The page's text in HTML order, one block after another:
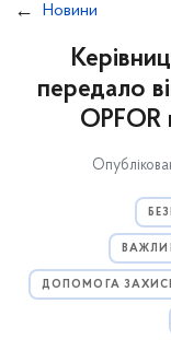
Новини
передало
OPFOR
ДОПОМОГА